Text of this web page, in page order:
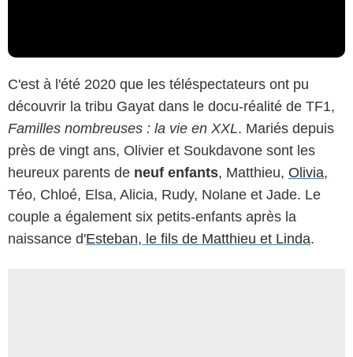
C'est à l'été 2020 que les téléspectateurs ont pu
découvrir la tribu Gayat dans le docu-réalité de TF1,
Familles nombreuses : la vie en XXL. Mariés depuis
près de vingt ans, Olivier et Soukdavone sont les
heureux parents de neuf enfants, Matthieu, Olivia,
Téo, Chloé, Elsa, Alicia, Rudy, Nolane et Jade. Le
couple a également six petits-enfants après la
naissance d'Esteban, le fils de Matthieu et Linda.